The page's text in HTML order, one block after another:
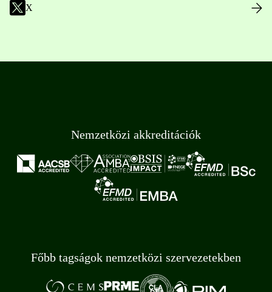
X
Nemzetközi akkreditációk
Főbb tagságok nemzetközi szervezetekben